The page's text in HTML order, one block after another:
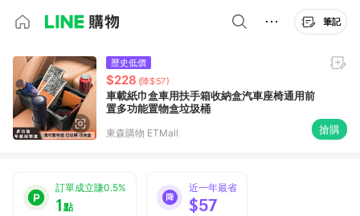
筆記
歷史低價
$228 (降$57)
車載紙巾盒車用扶手箱收納盒汽車座椅通用前
置多功能置物盒垃圾桶
東森購物 ETMall 搶購
訂單成立賺0.5%
1點
近一年最省
$57